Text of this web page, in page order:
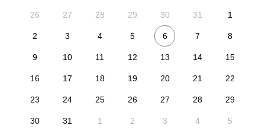
26 27 28 29 30 31 1
2 3 4 5 6 7 8
9 10 11 12 13 14 15
16 17 18 19 20 21 22
23 24 25 26 27 28 29
30 31 1 2 3 4 5